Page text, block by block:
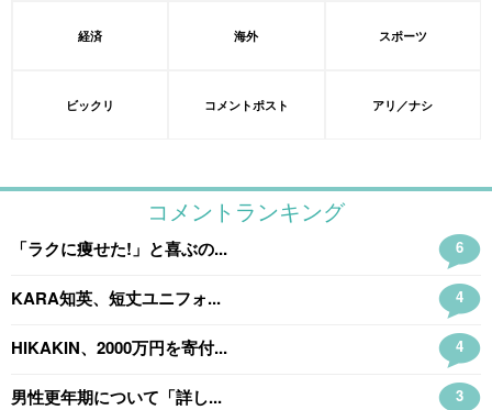
経済 海外 スポーツ
ビックリ コメントポスト アリ／ナシ